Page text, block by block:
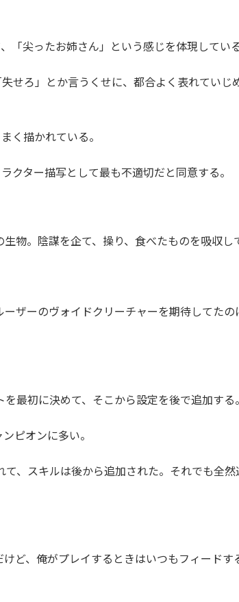
「尖ったお姉さん」という感じを体現している
せろ」とか言うくせに、都合よく表れていじ
く描かれている。
クター描写として最も不適切だと同意する。
物。陰謀を企て、操り、食べたものを吸収し
ーザーのヴォイドクリーチャーを期待してた
最初に決めて、そこから設定を後で追加する。
ピオンに多い。
て、スキルは後から追加された。それでも全
ど、俺がプレイするときはいつもフィードす